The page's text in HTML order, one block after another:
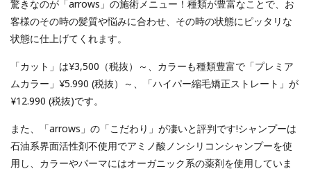
驚きなのが「arrows」の施術メニュー！種類が豊富なことで、お
客様のその時の髪質や悩みに合わせ、その時の状態にピッタリな
状態に仕上げてくれます。
「カット」は¥3,500（税抜）～、カラーも種類豊富で「プレミア
ムカラー」¥5.990 (税抜）～、「ハイパー縮毛矯正ストレート」が
¥12.990 (税抜)です。
また、「arrows」の「こだわり」が凄いと評判です!シャンプーは
石油系界面活性剤不使用でアミノ酸ノンシリコンシャンプーを使
用し、カラーやパーマにはオーガニック系の薬剤を使用していま